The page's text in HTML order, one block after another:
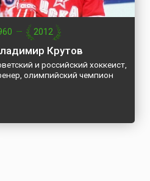
— 2012
Крутов
и российский хоккеист,
олимпийский чемпион